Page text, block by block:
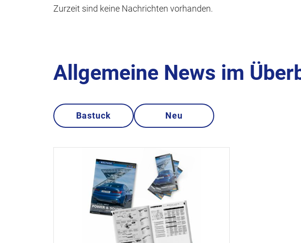
Zurzeit sind keine Nachrichten vorhanden.
Allgemeine News im
Bastuck Neu